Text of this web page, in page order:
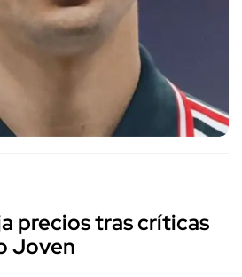
precios tras críticas
Joven